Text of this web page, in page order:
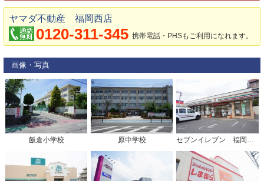
ヤマダ不動産 福岡西店
0120-311-345 携帯電話・PHSもご利用になれます。
画像・写真
飯倉小学校 原中学校 セブンイレブン 福岡干隈1丁目店